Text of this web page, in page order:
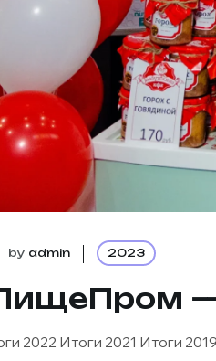
by admin 2023
2022 Итоги 2021 Итоги